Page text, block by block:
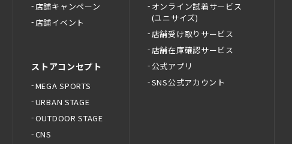
店舗キャンペーン
店舗イベント
ストアコンセプト
MEGA SPORTS
URBAN STAGE
OUTDOOR STAGE
CNS
オンライン試着サービス
(ユニサイズ)
店舗受け取りサービス
店舗在庫確認サービス
公式アプリ
SNS公式アカウント